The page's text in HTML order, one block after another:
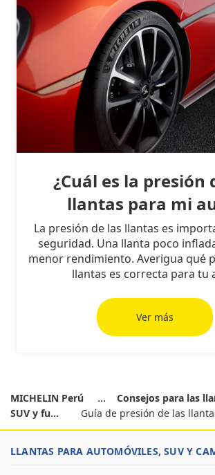
¿Cuál es la presión
llantas para mi
La presión de las llantas es
seguridad. Una llanta poco
menor rendimiento. Averigua qué
llantas es correcta para tu
Ver más
MICHELIN Perú
Consejos para las
SUV y fu...
Guía de presión de las
LLANTAS PARA AUTOMÓVILES, SUV Y